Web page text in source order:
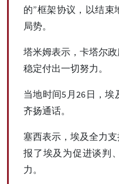
的”框架协议，以结束
局势。
塔米姆表示，卡塔尔
稳定付出一切努力。
当地时间5月26日，
齐扬通话。
塞西表示，埃及全力
报了埃及为促进谈判
力。